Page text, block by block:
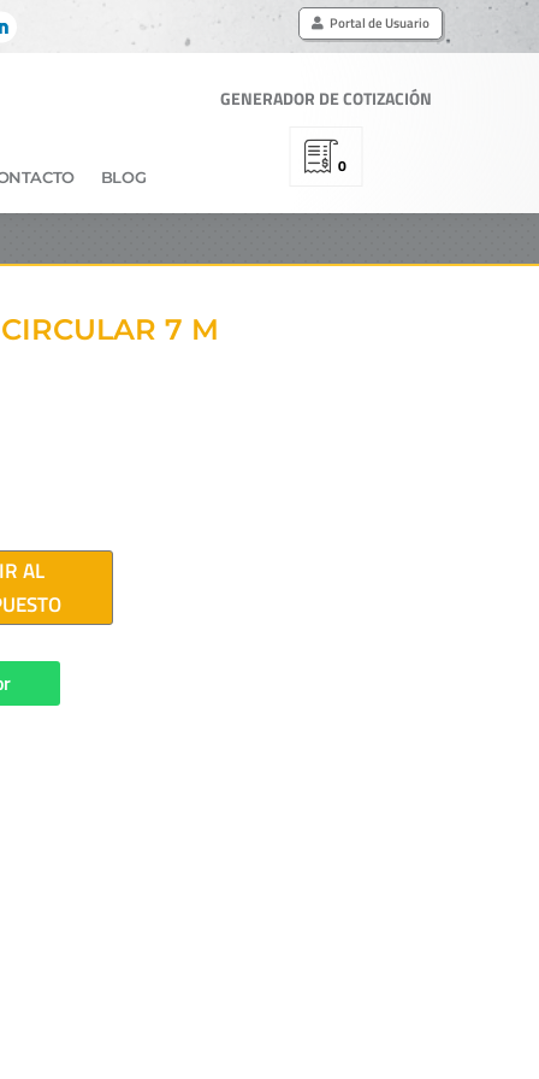
Portal de Usuario
GENERADOR DE COTIZACIÓN
0
BLOG
7 M
AL